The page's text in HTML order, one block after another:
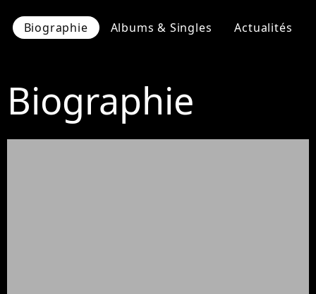
Biographie Albums & Singles Actualités
Biographie